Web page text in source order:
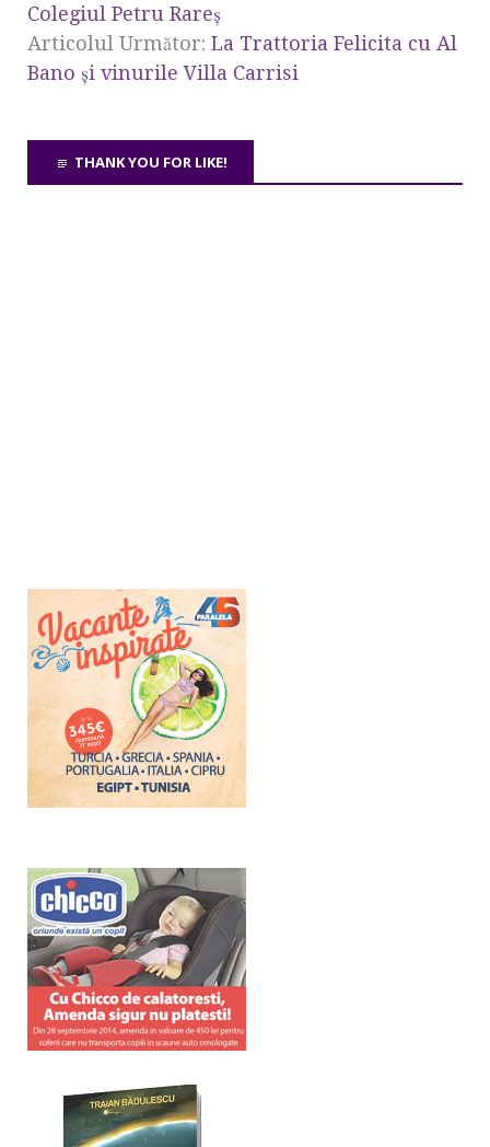
Colegiul Petru Rareş
Articolul Următor: La Trattoria Felicita cu Al
Bano şi vinurile Villa Carrisi
THANK YOU FOR LIKE!